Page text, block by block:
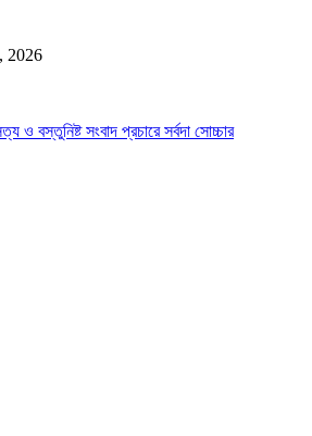
2026
বস্তুনিষ্ট সংবাদ প্রচারে সর্বদা সোচ্চার